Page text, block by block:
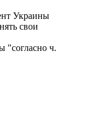
Украины
свои
"согласно ч.